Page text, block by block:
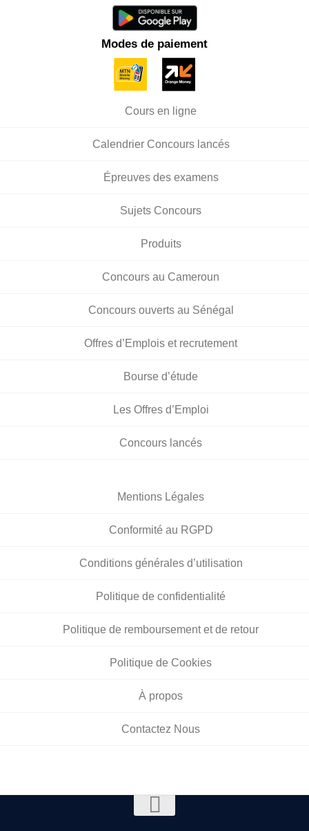
Modes de paiement
Cours en ligne
Calendrier Concours lancés
Épreuves des examens
Sujets Concours
Produits
Concours au Cameroun
Concours ouverts au Sénégal
Offres d’Emplois et recrutement
Bourse d’étude
Les Offres d’Emploi
Concours lancés
Mentions Légales
Conformité au RGPD
Conditions générales d’utilisation
Politique de confidentialité
Politique de remboursement et de retour
Politique de Cookies
À propos
Contactez Nous